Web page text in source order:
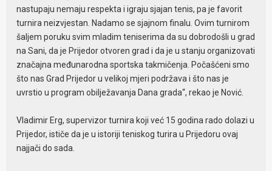
nastupaju nemaju respekta i igraju sjajan tenis, pa je favorit
turnira neizvjestan. Nadamo se sjajnom finalu. Ovim turnirom
šaljem poruku svim mladim teniserima da su dobrodošli u grad
na Sani, da je Prijedor otvoren grad i da je u stanju organizovati
značajna međunarodna sportska takmičenja. Počašćeni smo
što nas Grad Prijedor u velikoj mjeri podržava i što nas je
uvrstio u program obilježavanja Dana grada“, rekao je Nović.
Vladimir Erg, supervizor turnira koji već 15 godina rado dolazi u
Prijedor, ističe da je u istoriji teniskog turira u Prijedoru ovaj
najjači do sada.